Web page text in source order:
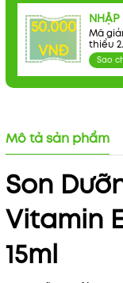
50.000
VNĐ
Mã
thiểu
Sao
Mô tả sản phẩm
Son
Vitamin
15ml